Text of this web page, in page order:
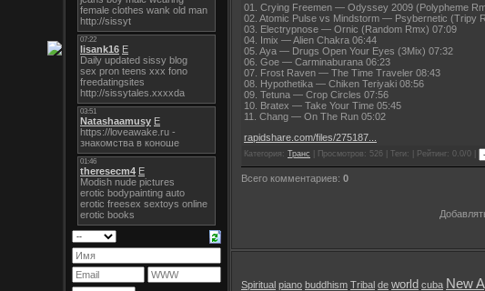
01. Crying Freemen — Odyssey 2009 (Polypheme
02. Atomic Pulse vs Mindstorm — Psybernetic (Tripy
03. Electrypnose — Ornic (Random Rmx) 07:09
04. Imix — Alien Chakra 06:44
05. Aya — Drugs Open Your Eyes (3Mix) 07:32
06. Goe — Carminaburana 06:23
07. Frost Raven — The Time Traveler 08:43
08. Hypothetika — Chiken Teriyaki 08:56
09. Tetuna — Crop Circles 07:56
10. Bratex — Take Your Time 05:45
11. Chang — On The Run 05:02
rapidshare.com/files/275187...
Категория: Транс | Просмотров: 526 | Теги: | Рейтинг: 0.0/0 |
Всего комментариев: 0
Spiritual piano buddhism Tribal de world cuba New